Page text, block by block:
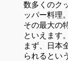
数多くのク
ッパー料理。
その最大の
といえます。
まず、日本
られるとい